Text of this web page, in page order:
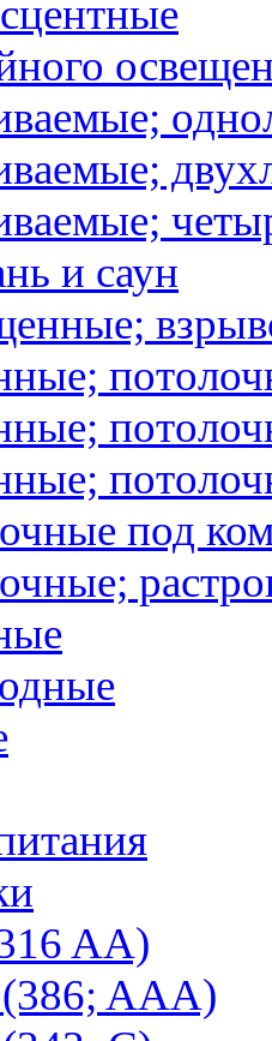
и саун
под
AA)
AAA)